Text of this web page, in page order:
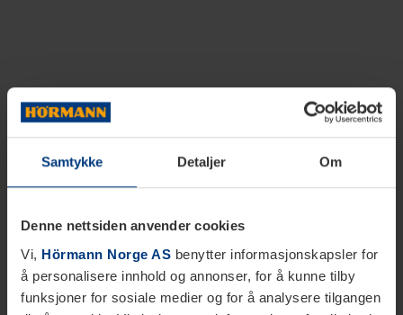
Samtykke Detaljer Om
Denne nettsiden anvender cookies
Vi, Hörmann Norge AS benytter informasjonskapsler for
å personalisere innhold og annonser, for å kunne tilby
funksjoner for sosiale medier og for å analysere tilgangen